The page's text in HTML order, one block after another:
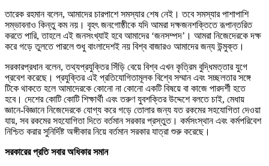
তারেক রহমান বলেন, আমাদের চারপাশে সমস্যার শেষ নেই। তবে সমস্যার পাশাপাশি
সম্ভাবনাও কিন্তু কম নয়। বৃহৎ জনগোষ্ঠীকে যদি আমরা দক্ষজনশক্তিতে রূপান্তরিত
করতে পারি, তাহলে এই জনসংখ্যাই হবে আমাদের ‘জনসম্পদ’। আমরা নিজেদেরকে দক্ষ
করে গড়ে তুলতে পারলে শুধু বাংলাদেশই নয় বিশ্ব বাজারও আমাদের জন্য উন্মুক্ত।
সরকারপ্রধান বলেন, তথ্যপ্রযুক্তির সিঁড়ি বেয়ে বিশ্ব এখন কৃত্রিম বুদ্ধিমত্তার যুগে
প্রবেশ করেছে। প্রযুক্তির এই প্রতিযোগিতামূলক বিশ্বে সম্মান এবং সচ্ছলতার সঙ্গে
টিকে থাকতে হলে আমাদেরকে কোনো না কোনো একটি বিষয়ে বা কাজে পারদর্শী হতে
হবে। দেশের কোটি কোটি শিক্ষার্থী এবং তরুণ যুবশক্তির উদ্দেশে বলতে চাই, মেধায়
জ্ঞানে-বিজ্ঞানে নিজেদেরকে যোগ্য করে গড়ে তোলার জন্য যত রকমের সহযোগিতা দেওয়া
যায়, সব রকমের সহযোগিতা দিতে বর্তমান সরকার প্রস্তুত। কর্মসংস্থান এবং কর্মপরিবেশ
নিশ্চিত করার সুনির্দিষ্ট অঙ্গীকার নিয়ে বর্তমান সরকার যাত্রা শুরু করেছে।
সরকারের প্রতি সবার অধিকার সমান